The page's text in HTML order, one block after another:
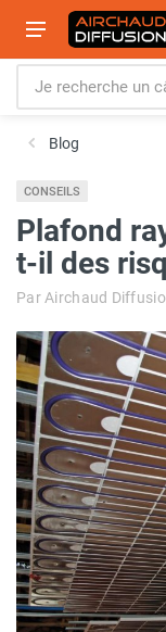
Blog
CONSEILS
Plafond
t-il des
Par Airchaud